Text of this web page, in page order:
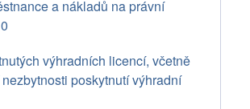
a nákladů na právní
výhradních licencí, včetně
poskytnutí výhradní